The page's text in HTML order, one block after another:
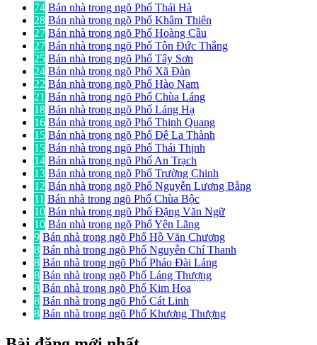
74 Bán nhà trong ngõ Phố Thái Hà
28 Bán nhà trong ngõ Phố Khâm Thiên
27 Bán nhà trong ngõ Phố Hoàng Cầu
27 Bán nhà trong ngõ Phố Tôn Đức Thắng
25 Bán nhà trong ngõ Phố Tây Sơn
24 Bán nhà trong ngõ Phố Xã Đàn
22 Bán nhà trong ngõ Phố Hào Nam
21 Bán nhà trong ngõ Phố Chùa Láng
18 Bán nhà trong ngõ Phố Láng Hạ
16 Bán nhà trong ngõ Phố Thịnh Quang
15 Bán nhà trong ngõ Phố Đê La Thành
15 Bán nhà trong ngõ Phố Thái Thịnh
14 Bán nhà trong ngõ Phố An Trạch
13 Bán nhà trong ngõ Phố Trường Chinh
12 Bán nhà trong ngõ Phố Nguyễn Lương Bằng
11 Bán nhà trong ngõ Phố Chùa Bộc
10 Bán nhà trong ngõ Phố Đặng Văn Ngữ
10 Bán nhà trong ngõ Phố Yên Lãng
9 Bán nhà trong ngõ Phố Hồ Văn Chương
8 Bán nhà trong ngõ Phố Nguyễn Chí Thanh
8 Bán nhà trong ngõ Phố Pháo Đài Láng
8 Bán nhà trong ngõ Phố Láng Thượng
8 Bán nhà trong ngõ Phố Kim Hoa
8 Bán nhà trong ngõ Phố Cát Linh
8 Bán nhà trong ngõ Phố Khương Thượng